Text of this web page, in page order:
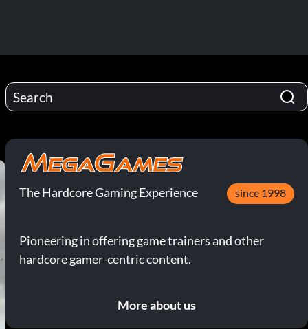
The Hardcore Gaming Experience since 1998
Pioneering in offering game trainers and other
hardcore gamer-centric content.
More about us